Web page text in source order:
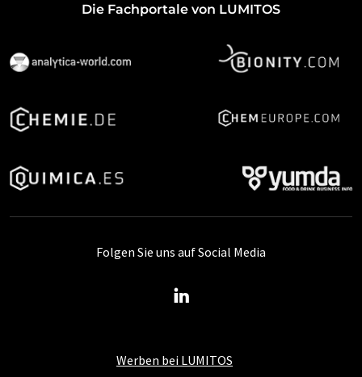
Die Fachportale von LUMITOS
Werben bei LUMITOS
Folgen Sie uns auf Social Media